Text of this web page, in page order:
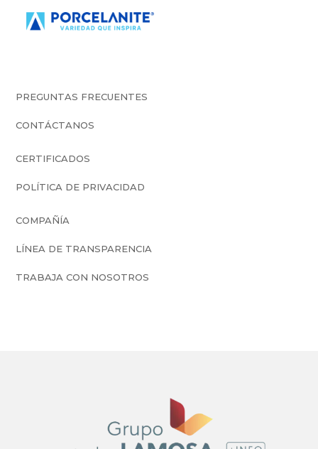
PREGUNTAS FRECUENTES
CONTÁCTANOS
CERTIFICADOS
POLÍTICA DE PRIVACIDAD
COMPAÑÍA
LÍNEA DE TRANSPARENCIA
TRABAJA CON NOSOTROS